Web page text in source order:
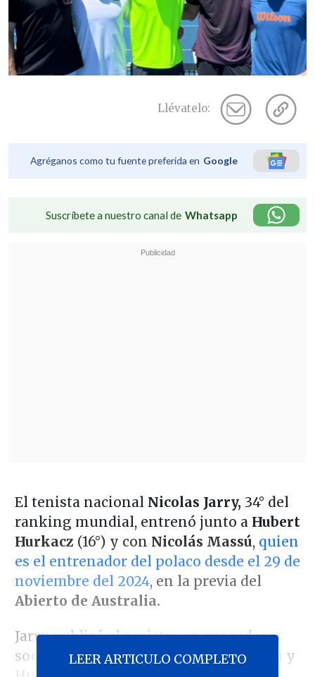
Llévatelo:
Agréganos como tu fuente preferida en Google
Suscríbete a nuestro canal de Whatsapp
El tenista nacional Nicolas Jarry, 34° del
ranking mundial, entrenó junto a Hubert
Hurkacz (16°) y con Nicolás Massú, quien
es el entrenador del polaco desde el 29 de
noviembre del 2024, en la previa del
Abierto de Australia.
Jarry publicó el registro en sus redes
sociales, en una imagen junto a Massú y
LEER ARTICULO COMPLETO